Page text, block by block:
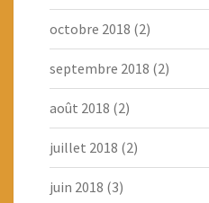
octobre 2018 (2)
septembre 2018 (2)
août 2018 (2)
juillet 2018 (2)
juin 2018 (3)